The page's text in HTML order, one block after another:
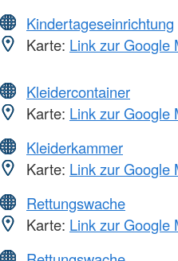
Kindertageseinrichtung
Karte: Link zur Google
Kleidercontainer
Karte: Link zur Google
Kleiderkammer
Karte: Link zur Google
Rettungswache
Karte: Link zur Google